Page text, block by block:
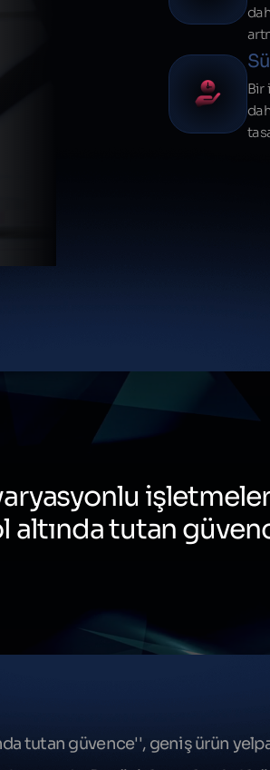
Bir
altında tutan
tutan güvence'', geniş ürün